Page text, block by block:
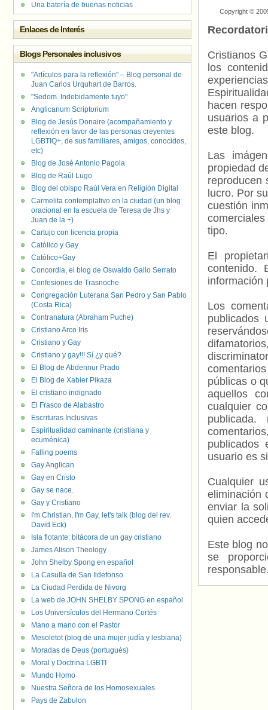
Copyright ©
Cristianos
los
hacen
usuarios a
este blog.
Las
propiedad
reproducen
lucro. Por
cuestión
tipo.
El
contenido.
información
Los
publicados
públicas o
aquellos
cualquier
usuario es
Cualquier
eliminación
enviar la
quien
Este blog
se
Una batería de buenas noticias
Enlaces de Interés
Blogs Personales inclusivos
"Artículos para la reflexión" – Blog personal de
Juan Carlos Urquhart de Barros.
"Sedom. Indebidamente tuyo"
Anglicanum Scriptorium
Blog de Jesús Donaire (acompañamiento y
reflexión en favor de las personas creyentes
LGBTIQ+, de sus familiares, amigos, conocidos,
etc)
Blog de José Antonio Pagola
Blog de Raúl Lugo
Blog del obispo Raúl Vera en Religión Digital
Carmelita contemplativo en la ciudad (un blog
oracional en la escuela de Teresa de Jhs y
Juan de la +)
Cartujo con licencia propia
Católico y Gay
Católico+Gay
Concordia, el blog de Oswaldo Gallo Serrato
Confesiones de Trasnoche
Congregación Luterana San Pedro y San Pablo
(Costa Rica)
Contranatura (Abraham Puche)
Cristiano Arco Iris
Cristiano y Gay
Cristiano y gay!!! Sí ¿y qué?
El Blog de Abdennur Prado
El Blog de Xabier Pikaza
El cristiano indignado
El Frasco de Alabastro
Escrituras Inclusivas
Espiritualidad caminante (cristiana y
ecuménica)
Falling poems
Gay Anglican
Gay en Cristo
Gay se nace.
Gay y Cristiano
I'm Christian, I'm Gay, let's talk (blog del rev.
David Eck)
Isla flotante: bitácora de un gay cristiano
James Alison Theology
John Shelby Spong en español
La Casulla de San Ildefonso
La Ciudad Perdida de Nivorg
La web de JOHN SHELBY SPONG en español
Los Universículos del Hermano Cortés
Mano a mano con el Pastor
Mesoletot (blog de una mujer judía y lesbiana)
Moradas de Deus (portugués)
Moral y Doctrina LGBTI
Mundo Homo
Nuestra Señora de los Homosexuales
Pays de Zabulon